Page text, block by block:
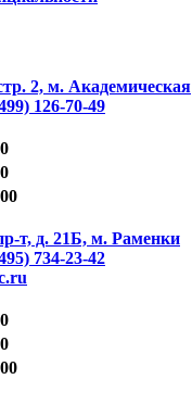
2, м. Академическая
126-70-49
т, д. 21Б, м. Раменки
734-23-42